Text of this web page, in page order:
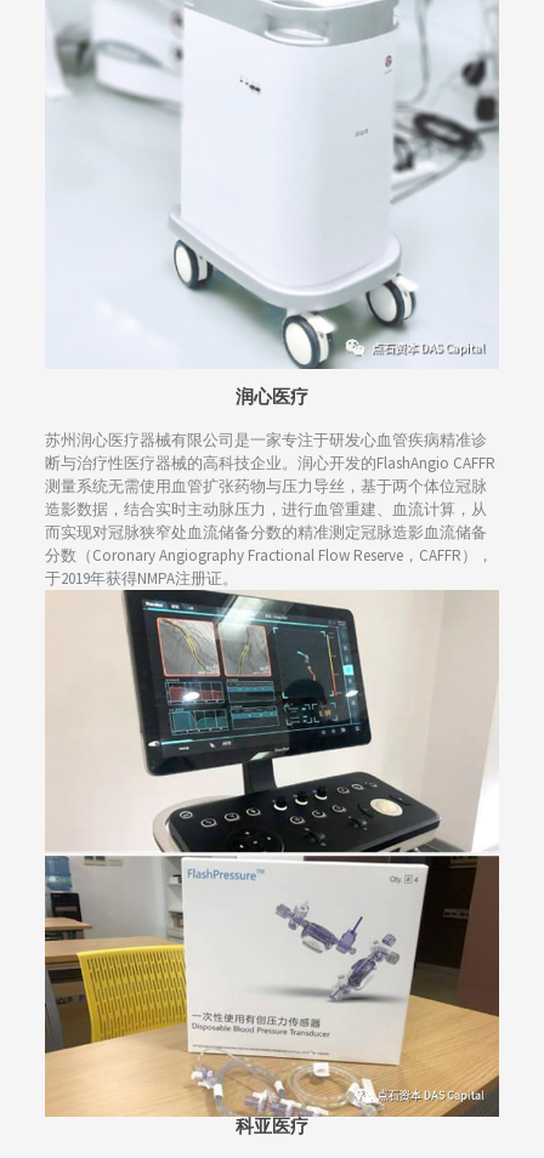
润心医疗
苏州润心医疗器械有限公司是一家专注于研发心血管疾病精准诊
断与治疗性医疗器械的高科技企业。润心开发的FlashAngio CAFFR
测量系统无需使用血管扩张药物与压力导丝，基于两个体位冠脉
造影数据，结合实时主动脉压力，进行血管重建、血流计算，从
而实现对冠脉狭窄处血流储备分数的精准测定冠脉造影血流储备
分数（Coronary Angiography Fractional Flow Reserve，CAFFR），
于2019年获得NMPA注册证。
科亚医疗